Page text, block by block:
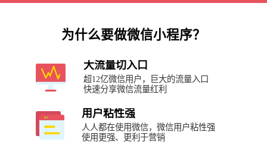
为什么要做微信小程序？
大流量切入口
超12亿微信用户，巨大的流量入口
快速分享微信流量红利
用户粘性强
人人都在使用微信，微信用户粘性强
使用更强、更利于营销